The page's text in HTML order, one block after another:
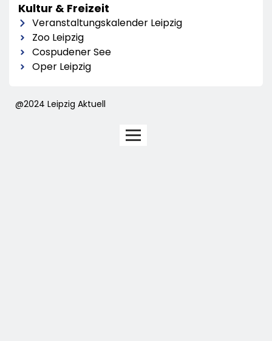
Kultur & Freizeit
Veranstaltungskalender Leipzig
Zoo Leipzig
Cospudener See
Oper Leipzig
@2024 Leipzig Aktuell